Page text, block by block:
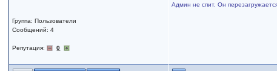
Группа: Пользователи
Сообщений: 4
Репутация: 0
Админ не спит. Он